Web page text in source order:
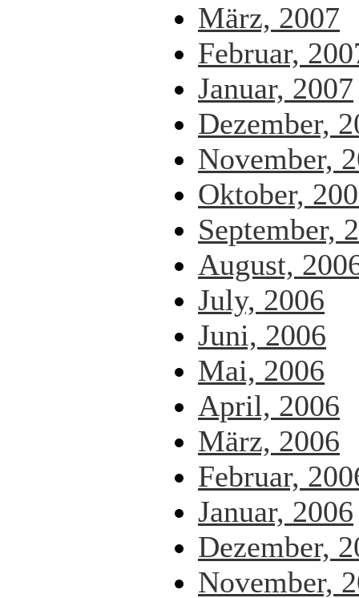
März, 2007
Februar,
Januar, 2007
Dezember,
November,
Oktober,
September,
August,
July, 2006
Juni, 2006
Mai, 2006
April, 2006
März, 2006
Februar,
Januar, 2006
Dezember,
November,